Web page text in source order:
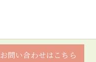
お問い合わせはこちら